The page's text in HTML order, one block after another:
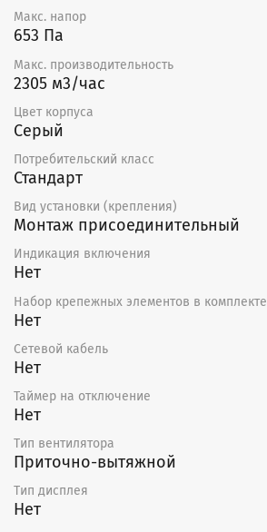
Макс. напор
653 Па
Макс. производительность
2305 м3/час
Цвет корпуса
Серый
Потребительский класс
Стандарт
Вид установки (крепления)
Монтаж присоединительный
Индикация включения
Нет
Набор крепежных элементов в комплекте
Нет
Сетевой кабель
Нет
Таймер на отключение
Нет
Тип вентилятора
Приточно-вытяжной
Тип дисплея
Нет